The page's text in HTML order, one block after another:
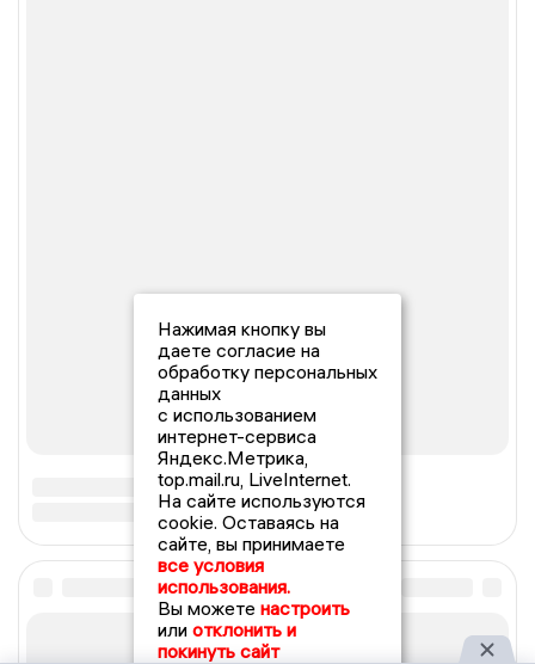
Нажимая кнопку вы
даете согласие на
обработку персональных
данных
с использованием
интернет-сервиса
Яндекс.Метрика,
top.mail.ru, LiveInternet.
На сайте используются
cookie. Оставаясь на
сайте, вы принимаете
все условия
использования.
Вы можете настроить
или отклонить и
покинуть сайт